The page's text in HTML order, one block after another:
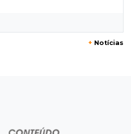
e antecipa mudança no
R$ 3,67 milhões em bens,
2022
+ Notícias